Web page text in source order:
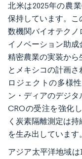
北米は2025年の農
保持しています。
数機関バイオテク
イノベーション助
精密農業の実装か
とメキシコの計画
ロジェクトの多様
ン・ディアのデジ
CROの受注を強化
く炭素隔離測定は
を生み出しています。
アジア太平洋地域は